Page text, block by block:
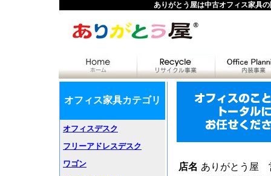
ありがとう屋は中古オフィス家具
店名 ありがとう屋
オフィス家具カテゴリ
オフィスデスク
フリーアドレスデスク
ワゴン